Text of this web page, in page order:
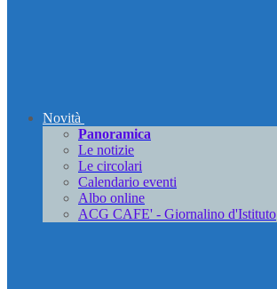
Novità
Panoramica
Le notizie
Le circolari
Calendario eventi
Albo online
ACG CAFE' - Giornalino d'Istituto